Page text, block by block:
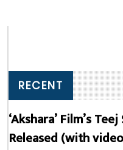
RECENT
‘Akshara’ Film’s
Released (with